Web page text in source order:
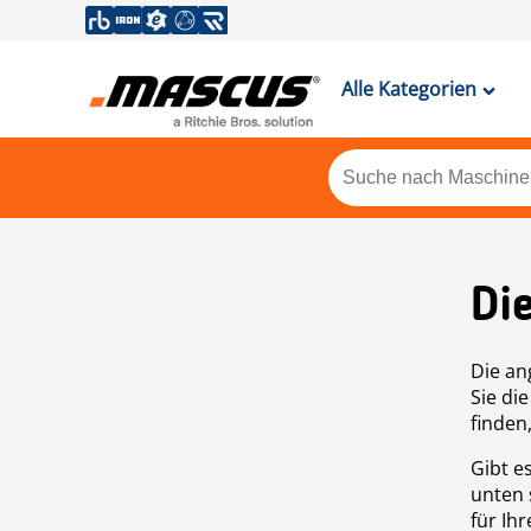
Alle Kategorien
Die
Sie
Gibt
unten
für